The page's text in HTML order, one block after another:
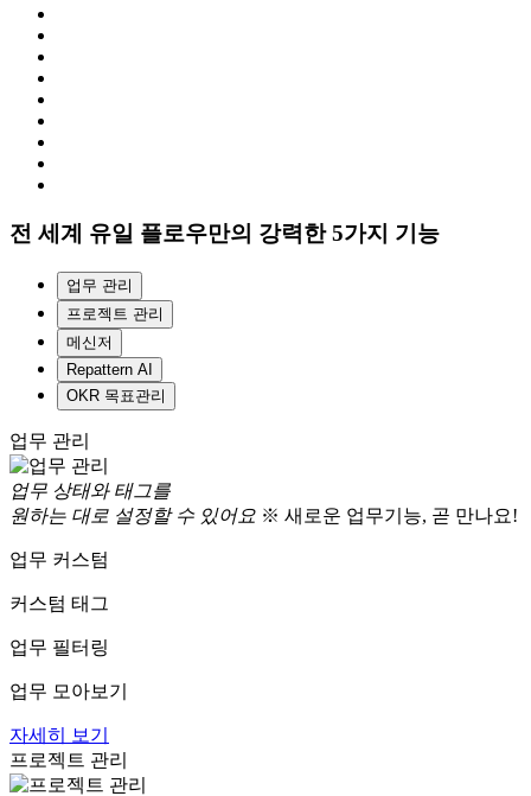
전 세계 유일 플로우만의 강력한 5가지 기능
업무 관리
프로젝트 관리
메신저
Repattern AI
OKR 목표관리
업무 관리
업무 상태와 태그를
원하는 대로 설정할 수 있어요 ※ 새로운 업무기능, 곧 만나요!
업무 커스텀
커스텀 태그
업무 필터링
업무 모아보기
자세히 보기
프로젝트 관리